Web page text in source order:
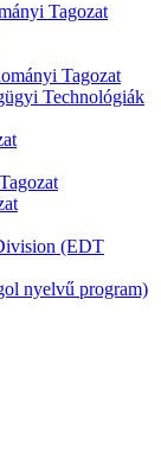
Tagozat
Tagozat
Technológiák
(EDT
nyelvű program)